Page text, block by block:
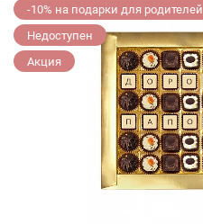
-10% на подарки для родителей
Недоступен
Акция